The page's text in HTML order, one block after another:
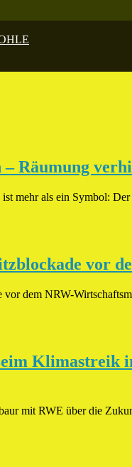
– Räumung
mehr als ein Symbol:
vor
dem NRW-
Klimastreik
mit RWE über die